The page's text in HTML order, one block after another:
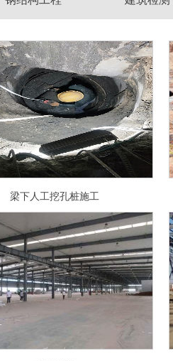
梁下人工挖孔桩施工